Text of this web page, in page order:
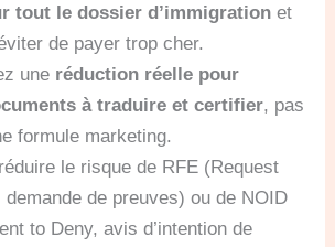
tout le dossier d’immigration et
de payer trop cher.
une réduction réelle pour
à traduire et certifier, pas
formule marketing.
le risque de RFE (Request
de preuves) ou de NOID
to Deny, avis d’intention de